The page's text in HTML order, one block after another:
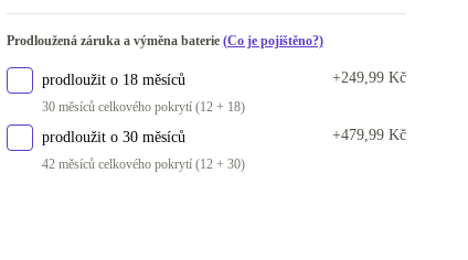
8.0 GB
Prodloužená záruka a výměna baterie (Co je pojištěno?)
prodloužit o 18 měsíců
30 měsíců celkového pokrytí (12 + 18)
+249,99 Kč
prodloužit o 30 měsíců
42 měsíců celkového pokrytí (12 + 30)
+479,99 Kč